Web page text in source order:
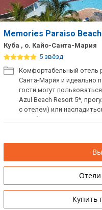
Memories Paraiso
Куба , о. Кайо-Санта-Мария
5 звёзд
Комфортабельный отель
Санта-Мария и идеально
гости могут
Azul Beach Resort 5*,
с отелем) или
Карибского моря.
Отели
Купить